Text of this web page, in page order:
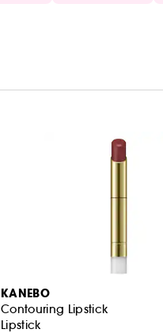
KANEBO
Contouring Lipstick
Lipstick